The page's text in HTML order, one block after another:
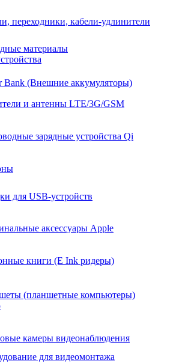
переходники, кабели-удлинители
материалы
Bank (Внешние аккумуляторы)
и антенны LTE/3G/GSM
зарядные устройства Qi
для USB-устройств
аксессуары Apple
книги (E Ink ридеры)
(планшетные компьютеры)
камеры видеонаблюдения
для видеомонтажа